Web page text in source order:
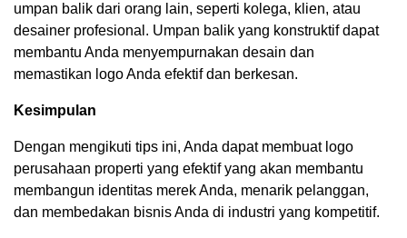
umpan balik dari orang lain, seperti kolega, klien, atau
desainer profesional. Umpan balik yang konstruktif dapat
membantu Anda menyempurnakan desain dan
memastikan logo Anda efektif dan berkesan.
Kesimpulan
Dengan mengikuti tips ini, Anda dapat membuat logo
perusahaan properti yang efektif yang akan membantu
membangun identitas merek Anda, menarik pelanggan,
dan membedakan bisnis Anda di industri yang kompetitif.